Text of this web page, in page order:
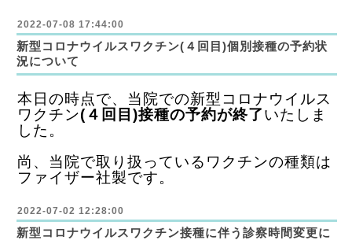
2022-07-08 17:44:00
新型コロナウイルスワクチン(４回目)個別接種の予約状
況について
本日の時点で、当院での新型コロナウイルス
ワクチン(４回目)接種の予約が終了いたしま
した。
尚、当院で取り扱っているワクチンの種類は
ファイザー社製です。
2022-07-02 12:28:00
新型コロナウイルスワクチン接種に伴う診察時間変更に